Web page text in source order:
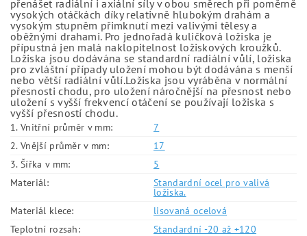
přenášet radiální i axiální síly v obou směrech při poměrně
vysokých otáčkách díky relativně hlubokým drahám a
vysokým stupněm přimknutí mezi valivými tělesy a
oběžnými drahami. Pro jednořadá kuličková ložiska je
přípustná jen malá naklopitelnost ložiskových kroužků.
Ložiska jsou dodávána se standardní radiální vůlí, ložiska
pro zvláštní případy uložení mohou být dodávána s menší
nebo větší radiální vůlí.Ložiska jsou vyráběna v normální
přesnosti chodu, pro uložení náročnější na přesnost nebo
uložení s vyšší frekvencí otáčení se používají ložiska s
vyšší přesností chodu.
1. Vnitřní průměr v mm:
7
2. Vnější průměr v mm:
17
3. Šířka v mm:
5
Materiál:
Standardní ocel pro valivá
ložiska.
Materiál klece:
lisovaná ocelová
Teplotní rozsah:
Standardní -20 až +120